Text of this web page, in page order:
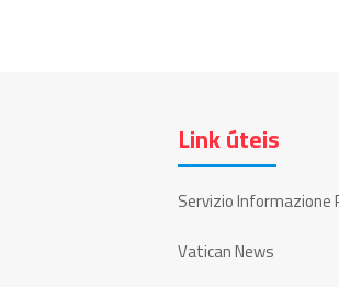
Link úteis
Servizio Informazione
Vatican News